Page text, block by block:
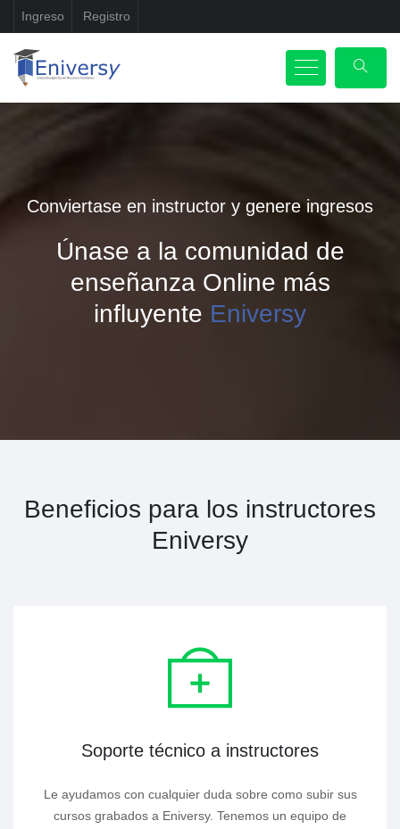
Ingreso Registro
Conviertase en instructor y genere ingresos
Únase a la comunidad de
enseñanza Online más
influyente Eniversy
Beneficios para los instructores
Eniversy
Soporte técnico a instructores
Le ayudamos con cualquier duda sobre como subir sus
cursos grabados a Eniversy. Tenemos un equipo de